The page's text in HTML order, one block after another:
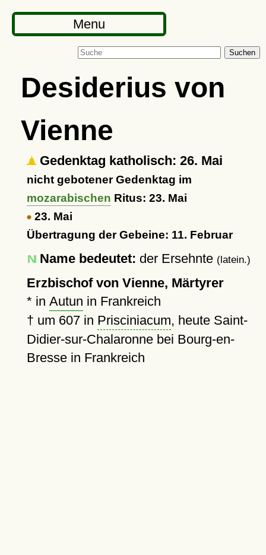
Menu
Suchen
Desiderius von
Vienne
Gedenktag katholisch: 26. Mai
nicht gebotener Gedenktag im
mozarabischen Ritus: 23. Mai
23. Mai
Übertragung der Gebeine: 11. Februar
Name bedeutet: der Ersehnte (latein.)
Erzbischof von Vienne, Märtyrer
* in Autun in Frankreich
† um 607in Prisciniacum, heute Saint-
Didier-sur-Chalaronne bei Bourg-en-
Bresse in Frankreich